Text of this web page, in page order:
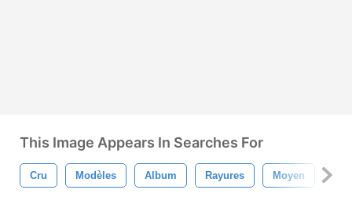
This Image Appears In Searches For
Cru Modèles Album Rayures Moyen